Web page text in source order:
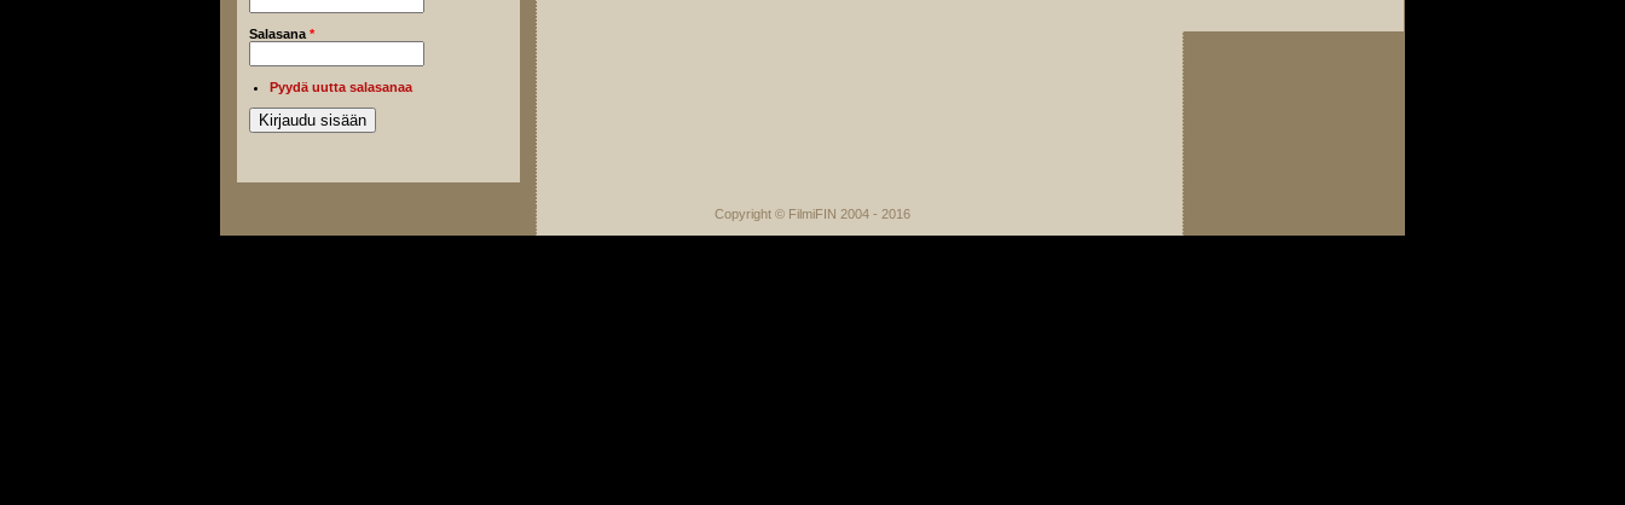
Salasana *
Pyydä uutta salasanaa
Copyright © FilmiFIN 2004 - 2016